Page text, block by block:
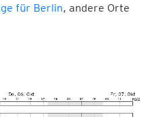
für Berlin, andere Orte